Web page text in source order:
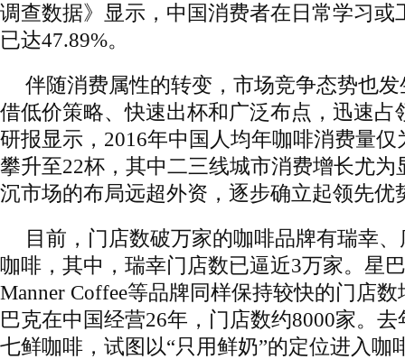
调查数据》显示，中国消费者在日常学习或
已达47.89%。
伴随消费属性的转变，市场竞争态势也
借低价策略、快速出杯和广泛布点，迅速占
研报显示，2016年中国人均年咖啡消费量仅
攀升至22杯，其中二三线城市消费增长尤
沉市场的布局远超外资，逐步确立起领先优
目前，门店数破万家的咖啡品牌有瑞幸
咖啡，其中，瑞幸门店数已逼近3万家。星
Manner Coffee等品牌同样保持较快的门店
巴克在中国经营26年，门店数约8000家。
七鲜咖啡，试图以“只用鲜奶”的定位进入咖